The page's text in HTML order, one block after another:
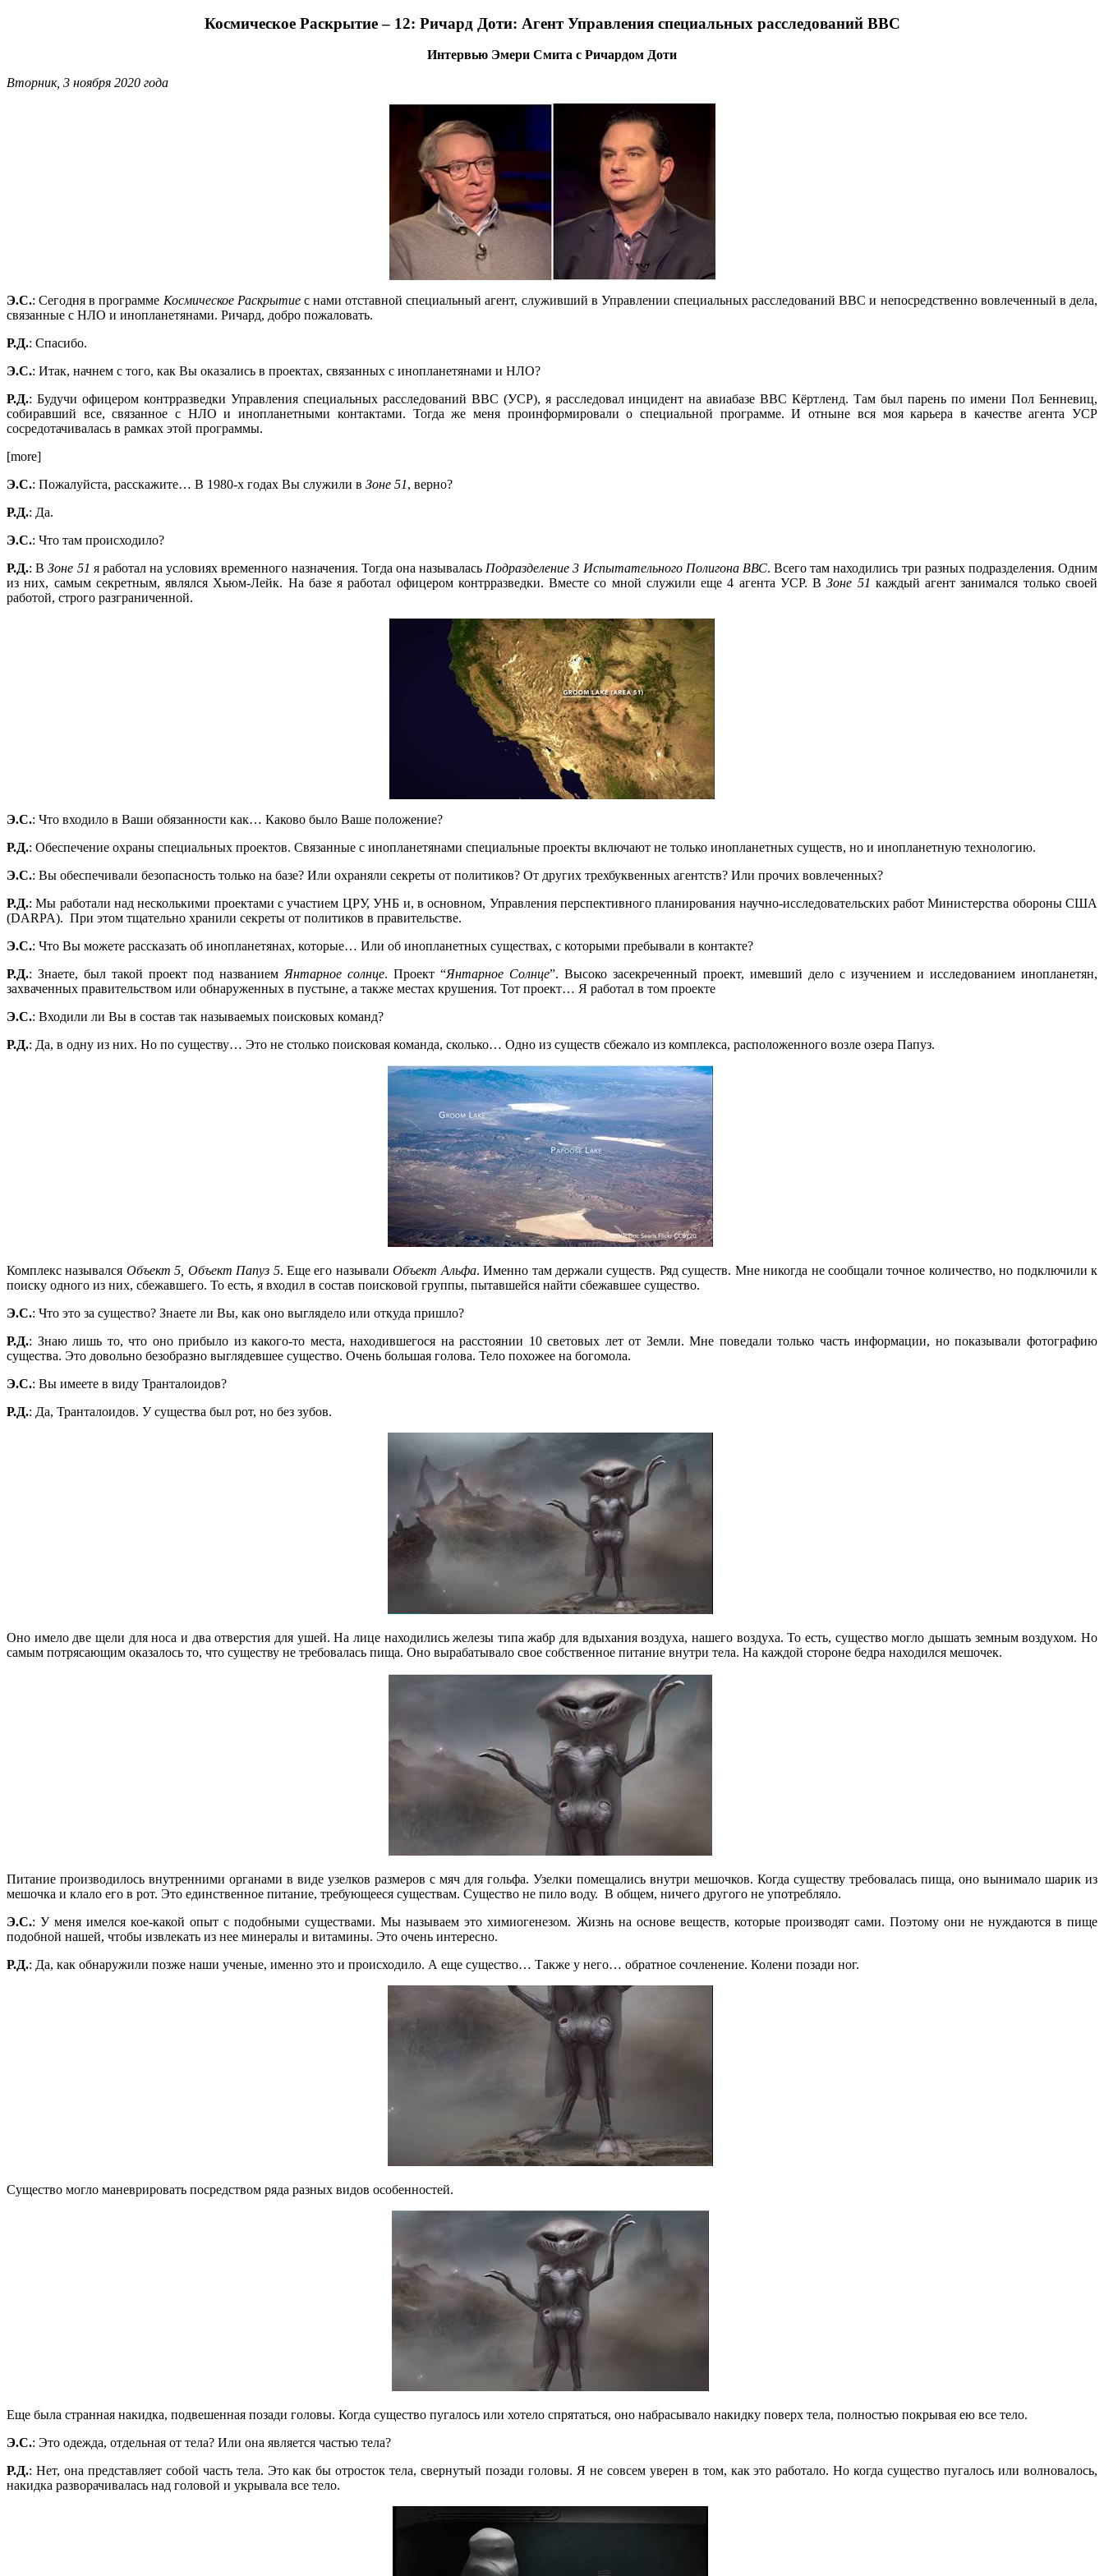
Космическое Раскрытие – 12: Ричард Доти: Агент Управления специальных расследований ВВС
Интервью Эмери Смита с Ричардом Доти
Вторник, 3 ноября 2020 года
Э.С.: Сегодня в программе Космическое Раскрытиес нами отставной специальный агент, служивший в Управлении специальных расследований ВВС и непосредственно вовлеченный в дела,
связанные с НЛО и инопланетянами. Ричард, добро пожаловать.
Р.Д.: Спасибо.
Э.С.: Итак, начнем с того, как Вы оказались в проектах, связанных с инопланетянами и НЛО?
Р.Д.: Будучи офицером контрразведки Управления специальных расследований ВВС (УСР), я расследовал инцидент на авиабазе ВВС Кёртленд. Там был парень по имени Пол Бенневиц,
собиравший все, связанное с НЛО и инопланетными контактами. Тогда же меня проинформировали о специальной программе. И отныне вся моя карьера в качестве агента УСР
сосредотачивалась в рамках этой программы.
[more]
Э.С.: Пожалуйста, расскажите… В 1980-х годах Вы служили в Зоне 51, верно?
Р.Д.: Да.
Э.С.: Что там происходило?
Р.Д.: ВЗоне 51 я работал на условиях временного назначения. Тогда она называласьПодразделение 3 Испытательного Полигона ВВС. Всего там находились три разных подразделения. Одним
из них, самым секретным, являлся Хьюм-Лейк. На базе я работал офицером контрразведки. Вместе со мной служили еще 4 агента УСР. ВЗоне 51 каждый агент занимался только своей
работой, строго разграниченной.
Э.С.: Что входило в Ваши обязанности как… Каково было Ваше положение?
Р.Д.: Обеспечение охраны специальных проектов. Связанные с инопланетянами специальные проекты включают не только инопланетных существ, но и инопланетную технологию.
Э.С.: Вы обеспечивали безопасность только на базе? Или охраняли секреты от политиков? От других трехбуквенных агентств? Или прочих вовлеченных?
Р.Д.: Мы работали над несколькими проектами с участием ЦРУ, УНБ и, в основном, Управления перспективного планирования научно-исследовательских работ Министерства обороны США
(DARPA). При этом тщательно хранили секреты от политиков в правительстве.
Э.С.: Что Вы можете рассказать об инопланетянах, которые… Или об инопланетных существах, с которыми пребывали в контакте?
Р.Д.: Знаете, был такой проект под названиемЯнтарное солнце. Проект “Янтарное Солнце”. Высоко засекреченный проект, имевший дело с изучением и исследованием инопланетян,
захваченных правительством или обнаруженных в пустыне, а также местах крушения. Тот проект… Я работал в том проекте
Э.С.: Входили ли Вы в состав так называемых поисковых команд?
Р.Д.: Да, в одну из них. Но по существу… Это не столько поисковая команда, сколько… Одно из существ сбежало из комплекса, расположенного возле озера Папуз.
Комплекс назывался Объект 5, Объект Папуз 5. Еще его называлиОбъект Альфа. Именно там держали существ. Ряд существ. Мне никогда не сообщали точное количество, но подключили к
поиску одного из них, сбежавшего. То есть, я входил в состав поисковой группы, пытавшейся найти сбежавшее существо.
Э.С.: Что это за существо? Знаете ли Вы, как оно выглядело или откуда пришло?
Р.Д.: Знаю лишь то, что оно прибыло из какого-то места, находившегося на расстоянии 10 световых лет от Земли. Мне поведали только часть информации, но показывали фотографию
существа. Это довольно безобразно выглядевшее существо. Очень большая голова. Тело похожее на богомола.
Э.С.: Вы имеете в виду Транталоидов?
Р.Д.: Да, Транталоидов. У существа был рот, но без зубов.
Оно имело две щели для носа и два отверстия для ушей. На лице находились железы типа жабр для вдыхания воздуха, нашего воздуха. То есть, существо могло дышать земным воздухом. Но
самым потрясающим оказалось то, что существу не требовалась пища. Оно вырабатывало свое собственное питание внутри тела. На каждой стороне бедра находился мешочек.
Питание производилось внутренними органами в виде узелков размеров с мяч для гольфа. Узелки помещались внутри мешочков. Когда существу требовалась пища, оно вынимало шарик из
мешочка и клало его в рот. Это единственное питание, требующееся существам. Существо не пило воду. В общем, ничего другого не употребляло.
Э.С.: У меня имелся кое-какой опыт с подобными существами. Мы называем это химиогенезом. Жизнь на основе веществ, которые производят сами. Поэтому они не нуждаются в пище
подобной нашей, чтобы извлекать из нее минералы и витамины. Это очень интересно.
Р.Д.: Да, как обнаружили позже наши ученые, именно это и происходило. А еще существо… Также у него… обратное сочленение. Колени позади ног.
Существо могло маневрировать посредством ряда разных видов особенностей.
Еще была странная накидка, подвешенная позади головы. Когда существо пугалось или хотело спрятаться, оно набрасывало накидку поверх тела, полностью покрывая ею все тело.
Э.С.: Это одежда, отдельная от тела? Или она является частью тела?
Р.Д.: Нет, она представляет собой часть тела. Это как бы отросток тела, свернутый позади головы. Я не совсем уверен в том, как это работало. Но когда существо пугалось или волновалось,
накидка разворачивалась над головой и укрывала все тело.